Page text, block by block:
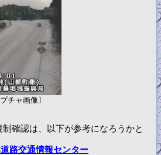
チャ画像〕
確認は、以下が参考になろうかと
路交通情報センター